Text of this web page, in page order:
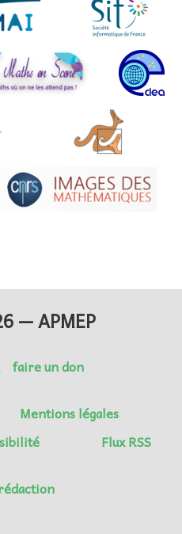
— APMEP
faire un don
Mentions légales
Flux RSS